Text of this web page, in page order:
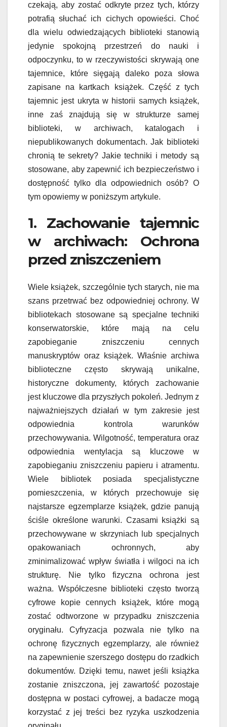
czekają, aby zostać odkryte przez tych, którzy
potrafią słuchać ich cichych opowieści. Choć
dla wielu odwiedzających biblioteki stanowią
jedynie spokojną przestrzeń do nauki i
odpoczynku, to w rzeczywistości skrywają one
tajemnice, które sięgają daleko poza słowa
zapisane na kartkach książek. Część z tych
tajemnic jest ukryta w historii samych książek,
inne zaś znajdują się w strukturze samej
biblioteki, w archiwach, katalogach i
niepublikowanych dokumentach. Jak biblioteki
chronią te sekrety? Jakie techniki i metody są
stosowane, aby zapewnić ich bezpieczeństwo i
dostępność tylko dla odpowiednich osób? O
tym opowiemy w poniższym artykule.
1. Zachowanie tajemnic
w archiwach: Ochrona
przed zniszczeniem
Wiele książek, szczególnie tych starych, nie ma
szans przetrwać bez odpowiedniej ochrony. W
bibliotekach stosowane są specjalne techniki
konserwatorskie, które mają na celu
zapobieganie zniszczeniu cennych
manuskryptów oraz książek. Właśnie archiwa
biblioteczne często skrywają unikalne,
historyczne dokumenty, których zachowanie
jest kluczowe dla przyszłych pokoleń. Jednym z
najważniejszych działań w tym zakresie jest
odpowiednia kontrola warunków
przechowywania. Wilgotność, temperatura oraz
odpowiednia wentylacja są kluczowe w
zapobieganiu zniszczeniu papieru i atramentu.
Wiele bibliotek posiada specjalistyczne
pomieszczenia, w których przechowuje się
najstarsze egzemplarze książek, gdzie panują
ściśle określone warunki. Czasami książki są
przechowywane w skrzyniach lub specjalnych
opakowaniach ochronnych, aby
zminimalizować wpływ światła i wilgoci na ich
strukturę. Nie tylko fizyczna ochrona jest
ważna. Współczesne biblioteki często tworzą
cyfrowe kopie cennych książek, które mogą
zostać odtworzone w przypadku zniszczenia
oryginału. Cyfryzacja pozwala nie tylko na
ochronę fizycznych egzemplarzy, ale również
na zapewnienie szerszego dostępu do rzadkich
dokumentów. Dzięki temu, nawet jeśli książka
zostanie zniszczona, jej zawartość pozostaje
dostępna w postaci cyfrowej, a badacze mogą
korzystać z jej treści bez ryzyka uszkodzenia